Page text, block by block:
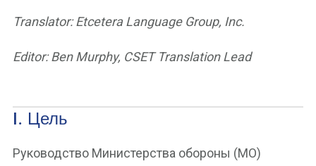
Translator: Etcetera Language Group, Inc.
Editor: Ben Murphy, CSET Translation Lead
I. Цель
Руководство Министерства обороны (МО)